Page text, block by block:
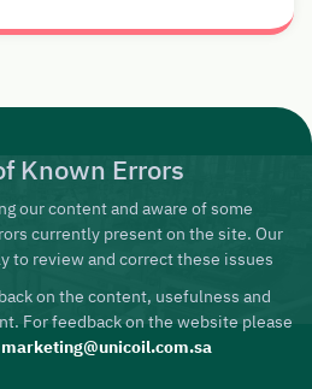
Known Errors.
our content and aware of some
currently present on the site. Our
to review and correct these issues.
on the content, usefulness and
For feedback on the website please
marketing@unicoil.com.sa